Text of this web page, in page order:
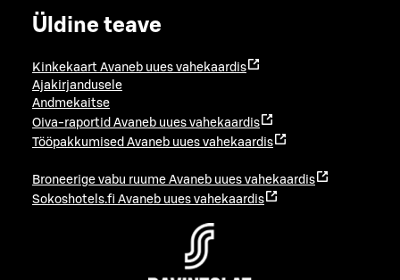
Üldine teave
Kinkekaart Avaneb uues vahekaardis
Ajakirjandusele
Andmekaitse
Oiva-raportid Avaneb uues vahekaardis
Tööpakkumised Avaneb uues vahekaardis
Broneerige vabu ruume Avaneb uues vahekaardis
Sokoshotels.fi Avaneb uues vahekaardis